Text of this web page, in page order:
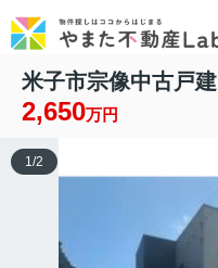
米子市宗像中古戸建
2,650万円
1/2